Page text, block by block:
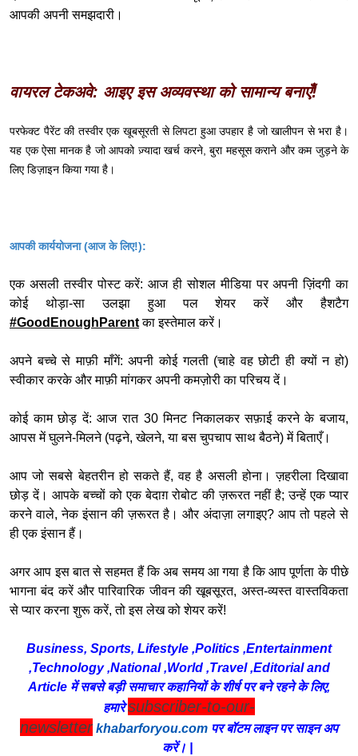
आपकी अपनी समझदारी।
वायरल टेकअवे: आइए इस अव्यवस्था को सामान्य बनाएँ!
परफेक्ट पैरेंट की तस्वीर एक खूबसूरती से लिपटा हुआ उपहार है जो खालीपन से भरा है।
यह एक ऐसा मानक है जो आपको ज़्यादा खर्च करने, बुरा महसूस कराने और कम जुड़ने के
लिए डिज़ाइन किया गया है।
आपकी कार्ययोजना (आज के लिए!):
एक असली तस्वीर पोस्ट करें: आज ही सोशल मीडिया पर अपनी ज़िंदगी का
कोई थोड़ा-सा उलझा हुआ पल शेयर करें और हैशटैग
#GoodEnoughParentका इस्तेमाल करें।
अपने बच्चे से माफ़ी माँगें: अपनी कोई गलती (चाहे वह छोटी ही क्यों न हो)
स्वीकार करके और माफ़ी मांगकर अपनी कमज़ोरी का परिचय दें।
कोई काम छोड़ दें: आज रात 30 मिनट निकालकर सफ़ाई करने के बजाय,
आपस में घुलने-मिलने (पढ़ने, खेलने, या बस चुपचाप साथ बैठने) में बिताएँ।
आप जो सबसे बेहतरीन हो सकते हैं, वह है असली होना। ज़हरीला दिखावा
छोड़ दें। आपके बच्चों को एक बेदाग़ रोबोट की ज़रूरत नहीं है; उन्हें एक प्यार
करने वाले, नेक इंसान की ज़रूरत है। और अंदाज़ा लगाइए? आप तो पहले से
ही एक इंसान हैं।
अगर आप इस बात से सहमत हैं कि अब समय आ गया है कि आप पूर्णता के पीछे
भागना बंद करें और पारिवारिक जीवन की खूबसूरत, अस्त-व्यस्त वास्तविकता
से प्यार करना शुरू करें, तो इस लेख को शेयर करें!
Business, Sports, Lifestyle ,Politics ,Entertainment
,Technology ,National ,World ,Travel ,Editorial and
Article में सबसे बड़ी समाचार कहानियों के शीर्ष पर बने रहने के लिए,
हमारेsubscriber-to-our-
newsletter khabarforyou.com पर बॉटम लाइन पर साइन अप
करें। |